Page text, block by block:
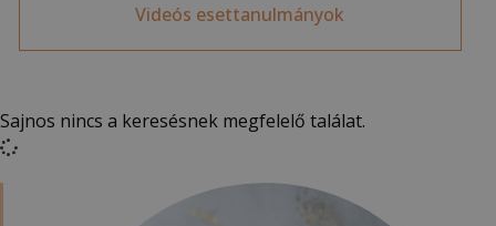
Videós esettanulmányok
Sajnos nincs a keresésnek megfelelő találat.